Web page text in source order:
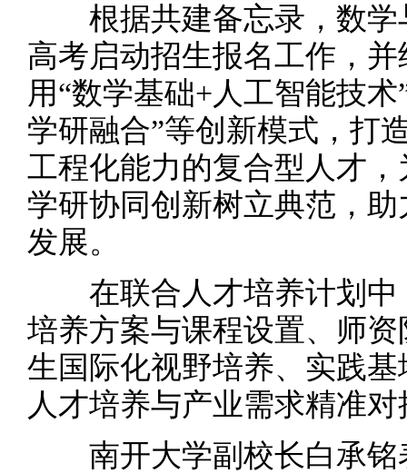
根据共建备忘录，数学
高考启动招生报名工作，
用“数学基础+人工智能技
学研融合”等创新模式，打
工程化能力的复合型人才
学研协同创新树立典范，
发展。
在联合人才培养计划中
培养方案与课程设置、师
生国际化视野培养、实践
人才培养与产业需求精准对
南开大学副校长白承铭